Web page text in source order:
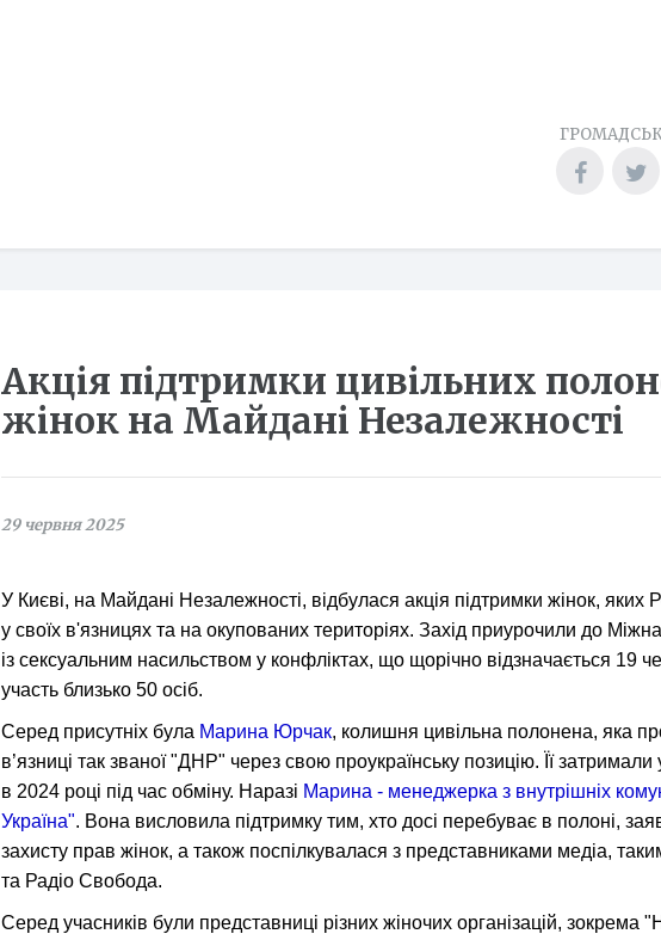
Акція підтримки цивільних
жінок на Майдані Незалежності
29 червня 2025
У Києві, на Майдані Незалежності, відбулася акція підтримки жінок, яких
у своїх в'язницях та на окупованих територіях. Захід приурочили до
із сексуальним насильством у конфліктах, що щорічно відзначається 19
участь близько 50 осіб.
Серед присутніх була Марина Юрчак, колишня цивільна полонена, яка
в’язниці так званої "ДНР" через свою проукраїнську позицію. Її затримали
в 2024 році під час обміну. Наразі Марина - менеджерка з внутрішніх
Україна". Вона висловила підтримку тим, хто досі перебуває в полоні,
захисту прав жінок, а також поспілкувалася з представниками медіа,
та Радіо Свобода.
Серед учасників були представниці різних жіночих організацій, зокрема